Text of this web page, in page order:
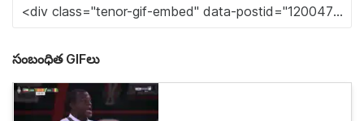
సంబంధిత GIFలు